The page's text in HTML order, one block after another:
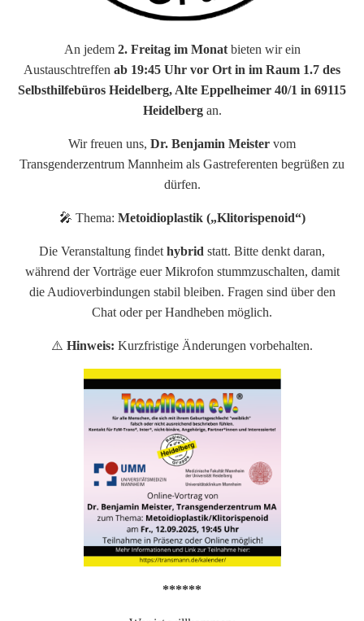
An jedem 2. Freitag im Monatbieten wir ein
Austauschtreffen ab 19:45 Uhr vor Ort in im Raum 1.7 des
Selbsthilfebüros Heidelberg, Alte Eppelheimer 40/1 in 69115
Heidelbergan.
Wir freuen uns, Dr. Benjamin Meister vom
Transgenderzentrum Mannheim als Gastreferenten begrüßen zu
dürfen.
🎤 Thema: Metoidioplastik („Klitorispenoid“)
Die Veranstaltung findet hybrid statt. Bitte denkt daran,
während der Vorträge euer Mikrofon stummzuschalten, damit
die Audioverbindungen stabil bleiben. Fragen sind über den
Chat oder per Handheben möglich.
⚠️ Hinweis: Kurzfristige Änderungen vorbehalten.
******